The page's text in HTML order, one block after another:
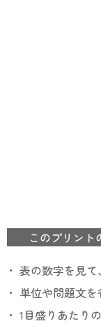
このプリント
・ 表の数字を見
・ 単位や問題文
・ 1目盛りあたり